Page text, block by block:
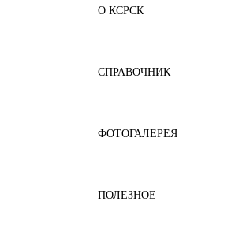
О КСРСК
СПРАВОЧНИК
ФОТОГАЛЕРЕЯ
ПОЛЕЗНОЕ